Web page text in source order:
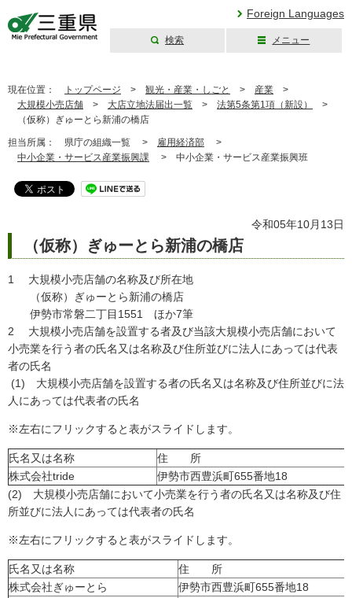
Foreign Languages
検索 メニュー
現在位置： トップページ > 観光・産業・しごと > 産業 >
大規模小売店舗 > 大店立地法届出一覧 > 法第5条第1項（新設）
>
（仮称）ぎゅーとら新浦の橋店
担当所属： 県庁の組織一覧 > 雇用経済部 >
中小企業・サービス産業振興課 > 中小企業・サービス産業振興班
令和05年10月13日
（仮称）ぎゅーとら新浦の橋店
1 大規模小売店舗の名称及び所在地
（仮称）ぎゅーとら新浦の橋店
伊勢市常磐二丁目1551 ほか7筆
2 大規模小売店舗を設置する者及び当該大規模小売店舗において
小売業を行う者の氏名又は名称及び住所並びに法人にあっては代表
者の氏名
(1) 大規模小売店舗を設置する者の氏名又は名称及び住所並びに法
人にあっては代表者の氏名
※左右にフリックすると表がスライドします。
氏名又は名称
住 所
株式会社tride
伊勢市西豊浜町655番地18
(2) 大規模小売店舗において小売業を行う者の氏名又は名称及び住
所並びに法人にあっては代表者の氏名
※左右にフリックすると表がスライドします。
氏名又は名称
住 所
株式会社ぎゅーとら
伊勢市西豊浜町655番地18